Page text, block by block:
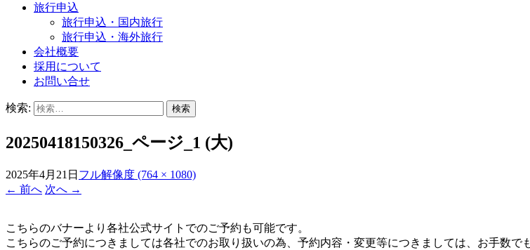
旅行申込
旅行申込・国内旅行
旅行申込・海外旅行
会社概要
採用について
お問い合せ
検索:
20250418150326_ページ_1 (大)
2025年4月21日 フル解像度 (764 × 1080)
← 前へ 次へ →
こちらのバナーより各社公式サイトでのご予約も可能です。
こちらのご予約につきましては各社でのお取り扱いの為、予約内容・変更等につきましては、お手数